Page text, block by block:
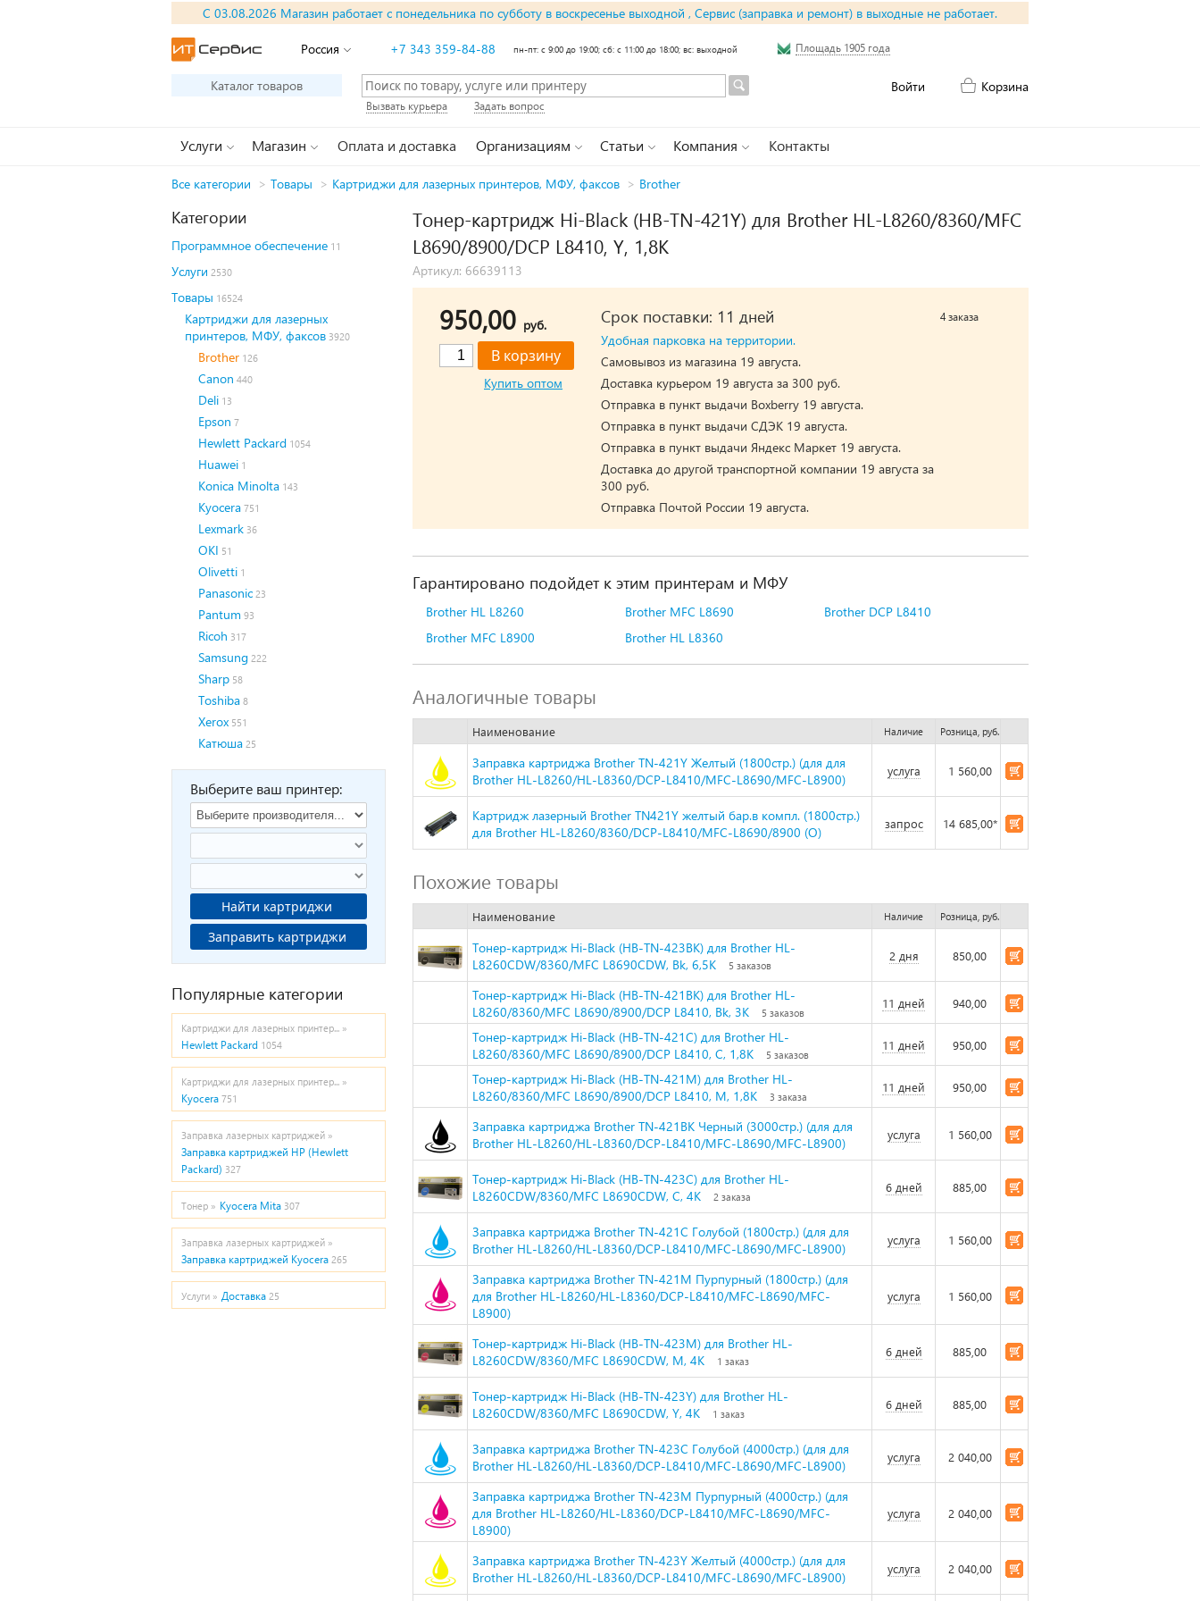
С 03.08.2026 Магазин работает с понедельника по субботу в воскресенье выходной , Сервис (заправка и ремонт) в выходные не работает.
Россия +7 343 359-84-88 пн-пт: с 9:00 до 19:00; сб: с 11:00 до 18:00; вс: выходной Площадь 1905 года
Каталог товаров Войти Корзина
Вызвать курьера Задать вопрос
Услуги Магазин Оплата и доставка Организациям Статьи Компания Контакты
Все категории > Товары > Картриджи для лазерных принтеров, МФУ, факсов > Brother
Категории
Программное обеспечение 11
Услуги 2530
Товары 16524
Картриджи для лазерных
принтеров, МФУ, факсов 3920
Brother 126
Canon 440
Deli 13
Epson 7
Hewlett Packard 1054
Huawei 1
Konica Minolta 143
Kyocera 751
Lexmark 36
OKI 51
Olivetti 1
Panasonic 23
Pantum 93
Ricoh 317
Samsung 222
Sharp 58
Toshiba 8
Xerox 551
Катюша 25
Выберите ваш принтер:
Найти картриджи
Заправить картриджи
Популярные категории
Картриджи для лазерных принтер... »
Hewlett Packard 1054
Картриджи для лазерных принтер... »
Kyocera 751
Заправка лазерных картриджей »
Заправка картриджей HP (Hewlett
Packard) 327
Тонер » Kyocera Mita 307
Заправка лазерных картриджей »
Заправка картриджей Kyocera 265
Услуги » Доставка 25
Тонер-картридж Hi-Black (HB-TN-421Y) для Brother HL-L8260/8360/MFC
L8690/8900/DCP L8410, Y, 1,8K
Артикул: 66639113
950,00 руб.
Купить оптом
Срок поставки: 11 дней
Удобная парковка на территории.
Самовывоз из магазина 19 августа.
Доставка курьером 19 августа за 300 руб.
Отправка в пункт выдачи Boxberry 19 августа.
Отправка в пункт выдачи СДЭК 19 августа.
Отправка в пункт выдачи Яндекс Маркет 19 августа.
Доставка до другой транспортной компании 19 августа за
300 руб.
Отправка Почтой России 19 августа.
4 заказа
Гарантировано подойдет к этим принтерам и МФУ
Brother HL L8260 Brother MFC L8690
Brother DCP L8410
Brother MFC L8900
Brother HL L8360
Аналогичные товары
Наименование Наличие Розница, руб.
Заправка картриджа Brother TN-421Y Желтый (1800стр.) (для для
Brother HL-L8260/HL-L8360/DCP-L8410/MFC-L8690/MFC-L8900)
услуга 1 560,00
Картридж лазерный Brother TN421Y желтый бар.в компл. (1800стр.)
для Brother HL-L8260/8360/DCP-L8410/MFC-L8690/8900 (O)
запрос 14 685,00*
Похожие товары
Наименование Наличие Розница, руб.
Тонер-картридж Hi-Black (HB-TN-423BK) для Brother HL-
L8260CDW/8360/MFC L8690CDW, Bk, 6,5K
5 заказов
2 дня 850,00
Тонер-картридж Hi-Black (HB-TN-421BK) для Brother HL-
L8260/8360/MFC L8690/8900/DCP L8410, Bk, 3K
5 заказов
11 дней 940,00
Тонер-картридж Hi-Black (HB-TN-421C) для Brother HL-
L8260/8360/MFC L8690/8900/DCP L8410, C, 1,8K
5 заказов
11 дней 950,00
Тонер-картридж Hi-Black (HB-TN-421M) для Brother HL-
L8260/8360/MFC L8690/8900/DCP L8410, M, 1,8K
3 заказа
11 дней 950,00
Заправка картриджа Brother TN-421BK Черный (3000стр.) (для для
Brother HL-L8260/HL-L8360/DCP-L8410/MFC-L8690/MFC-L8900)
услуга 1 560,00
Тонер-картридж Hi-Black (HB-TN-423C) для Brother HL-
L8260CDW/8360/MFC L8690CDW, C, 4K
2 заказа
6 дней 885,00
Заправка картриджа Brother TN-421C Голубой (1800стр.) (для для
Brother HL-L8260/HL-L8360/DCP-L8410/MFC-L8690/MFC-L8900)
услуга 1 560,00
Заправка картриджа Brother TN-421M Пурпурный (1800стр.) (для
для Brother HL-L8260/HL-L8360/DCP-L8410/MFC-L8690/MFC-
L8900)
услуга 1 560,00
Тонер-картридж Hi-Black (HB-TN-423M) для Brother HL-
L8260CDW/8360/MFC L8690CDW, M, 4K
1 заказ
6 дней 885,00
Тонер-картридж Hi-Black (HB-TN-423Y) для Brother HL-
L8260CDW/8360/MFC L8690CDW, Y, 4K
1 заказ
6 дней 885,00
Заправка картриджа Brother TN-423C Голубой (4000стр.) (для для
Brother HL-L8260/HL-L8360/DCP-L8410/MFC-L8690/MFC-L8900)
услуга 2 040,00
Заправка картриджа Brother TN-423M Пурпурный (4000стр.) (для
для Brother HL-L8260/HL-L8360/DCP-L8410/MFC-L8690/MFC-
L8900)
услуга 2 040,00
Заправка картриджа Brother TN-423Y Желтый (4000стр.) (для для
Brother HL-L8260/HL-L8360/DCP-L8410/MFC-L8690/MFC-L8900)
услуга 2 040,00